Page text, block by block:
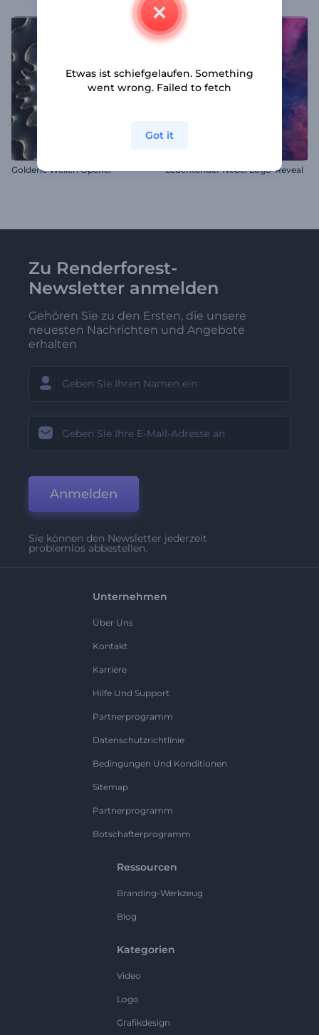
Goldene Wellen Opener Leuchtender Nebel Logo-Reveal
Zu Renderforest-
Newsletter anmelden
Gehören Sie zu den Ersten, die unsere
neuesten Nachrichten und Angebote
erhalten
Anmelden
Sie können den Newsletter jederzeit
problemlos abbestellen.
Unternehmen
Über Uns
Kontakt
Karriere
Hilfe Und Support
Partnerprogramm
Datenschutzrichtlinie
Bedingungen Und Konditionen
Sitemap
Partnerprogramm
Botschafterprogramm
Ressourcen
Branding-Werkzeug
Blog
Kategorien
Video
Logo
Grafikdesign
Etwas ist schiefgelaufen. Something
went wrong. Failed to fetch
Got it